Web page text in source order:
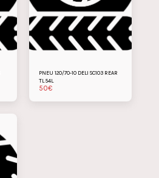
PNEU 120/70-10 DELI SC103 REAR
TL 54L
50€